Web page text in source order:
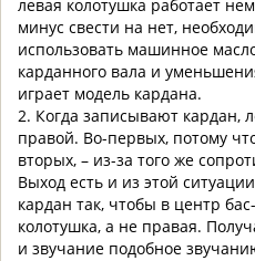
левая колотушка работает
минус свести на нет,
использовать машинное
карданного вала и
играет модель кардана.
2. Когда записывают кардан,
правой. Во-первых, потому
вторых, – из-за того же
Выход есть и из этой
кардан так, чтобы в центр
колотушка, а не правая.
и звучание подобное